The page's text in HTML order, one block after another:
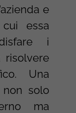
e
essa
i
Una
solo
ma